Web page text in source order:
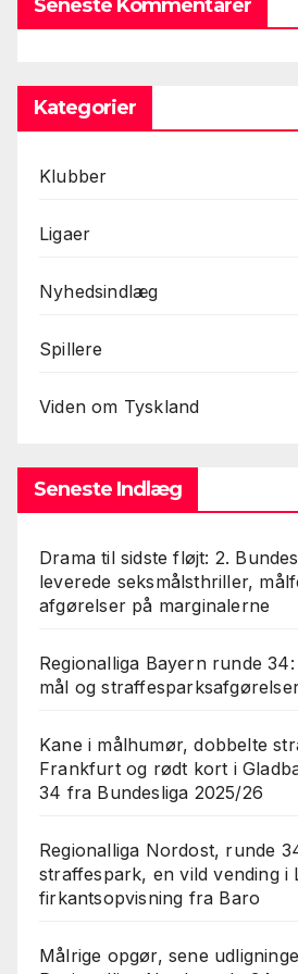
Seneste Kommentarer
Kategorier
Klubber
Ligaer
Nyhedsindlæg
Spillere
Viden om Tyskland
Seneste Indlæg
Drama til sidste fløjt: 2.
leverede seksmålsthriller,
afgørelser på marginalerne
Regionalliga Bayern runde
mål og
Kane i målhumør, dobbelte
Frankfurt og rødt kort i
34 fra Bundesliga 2025/26
Regionalliga Nordost, runde
straffespark, en vild vending i
firkantsopvisning fra Baro
Målrige opgør, sene